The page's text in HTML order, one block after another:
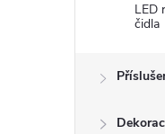
LED
čidla